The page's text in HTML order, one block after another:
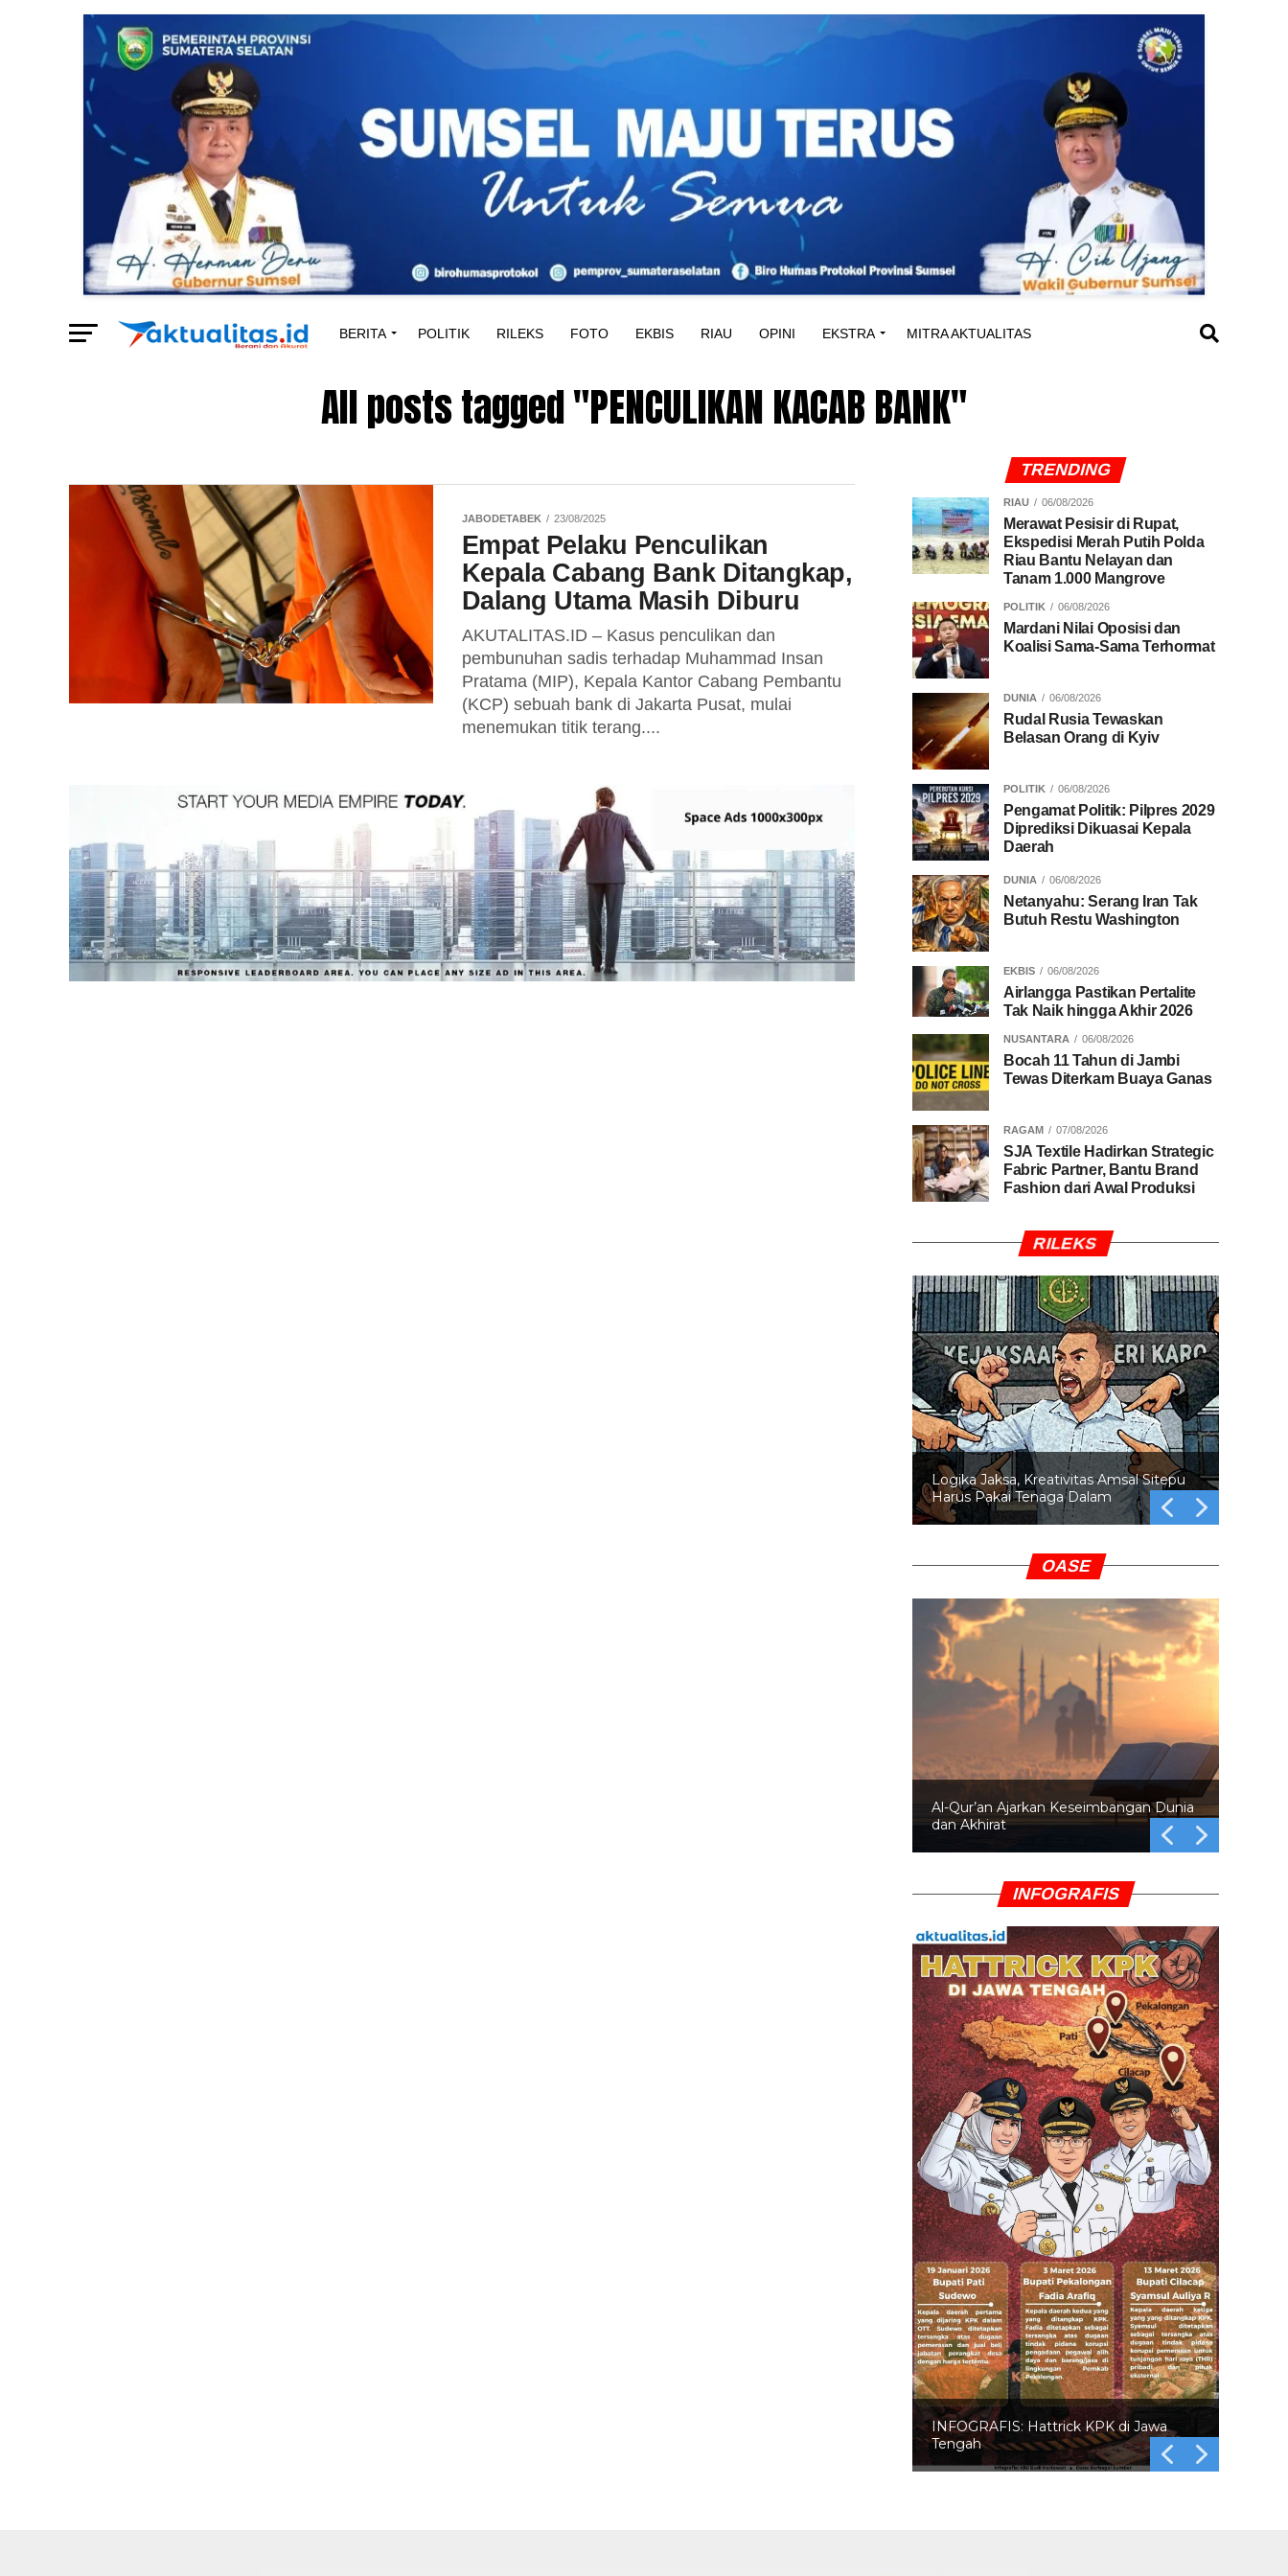
BERITA POLITIK RILEKS FOTO EKBIS RIAU OPINI EKSTRA MITRA AKTUALITAS
All posts tagged "PENCULIKAN KACAB BANK"
JABODETABEK 23/08/2025
Empat Pelaku Penculikan
Kepala Cabang Bank Ditangkap,
Dalang Utama Masih Diburu
AKUTALITAS.ID – Kasus penculikan dan
pembunuhan sadis terhadap Muhammad Insan
Pratama (MIP), Kepala Kantor Cabang Pembantu
(KCP) sebuah bank di Jakarta Pusat, mulai
menemukan titik terang....
TRENDING
RIAU 06/08/2026
Merawat Pesisir di Rupat,
Ekspedisi Merah Putih Polda
Riau Bantu Nelayan dan
Tanam 1.000 Mangrove
POLITIK 06/08/2026
Mardani Nilai Oposisi dan
Koalisi Sama-Sama Terhormat
DUNIA 06/08/2026
Rudal Rusia Tewaskan
Belasan Orang di Kyiv
POLITIK 06/08/2026
Pengamat Politik: Pilpres 2029
Diprediksi Dikuasai Kepala
Daerah
DUNIA 06/08/2026
Netanyahu: Serang Iran Tak
Butuh Restu Washington
EKBIS 06/08/2026
Airlangga Pastikan Pertalite
Tak Naik hingga Akhir 2026
NUSANTARA 06/08/2026
Bocah 11 Tahun di Jambi
Tewas Diterkam Buaya Ganas
RAGAM 07/08/2026
SJA Textile Hadirkan Strategic
Fabric Partner, Bantu Brand
Fashion dari Awal Produksi
RILEKS
Logika Jaksa, Kreativitas Amsal Sitepu
Harus Pakai Tenaga Dalam
OASE
Al-Qur’an Ajarkan Keseimbangan Dunia
dan Akhirat
INFOGRAFIS
INFOGRAFIS: Hattrick KPK di Jawa
Tengah